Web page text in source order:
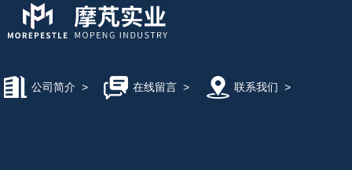
公司简介 > 在线留言> 联系我们 >